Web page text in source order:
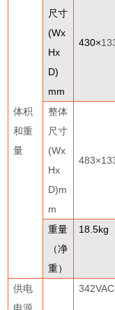
体积
和重
量
尺寸
(Wx
Hx
D)
mm
430×
整体
尺寸
(Wx
Hx
D)m
m
483×
重量
（净
重）
18.5kg
供电